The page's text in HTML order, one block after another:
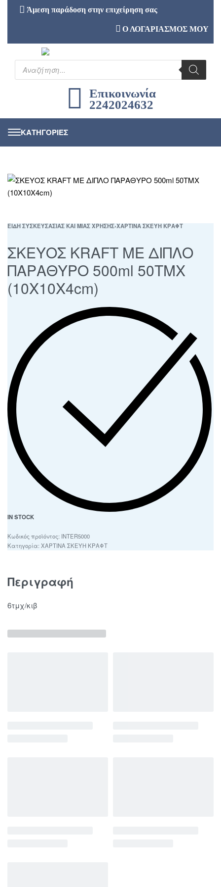
Άμεση παράδοση στην επιχείρηση σας
Ο ΛΟΓΑΡΙΑΣΜΟΣ ΜΟΥ
Επικοινωνία
2242024632
ΕΙΔΗ ΣΥΣΚΕΥΣΑΣΙΑΣ ΚΑΙ ΜΙΑΣ ΧΡΗΣΗΣ›ΧΑΡΤΙΝΑ ΣΚΕΥΗ ΚΡΑΦΤ
ΣΚΕΥΟΣ KRAFT ΜΕ ΔΙΠΛΟ
ΠΑΡΑΘΥΡΟ 500ml 50ΤΜΧ
(10Χ10Χ4cm)
IN STOCK
INTER5000
Κατηγορία: ΧΑΡΤΙΝΑ ΣΚΕΥΗ ΚΡΑΦΤ
Περιγραφή
6τμχ/κιβ